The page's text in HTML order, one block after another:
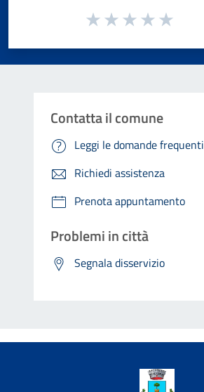
Valuta da 1 a 5 stelle la pagina
Contatta il comune
Leggi le domande frequenti
Richiedi assistenza
Prenota appuntamento
Problemi in città
Segnala disservizio